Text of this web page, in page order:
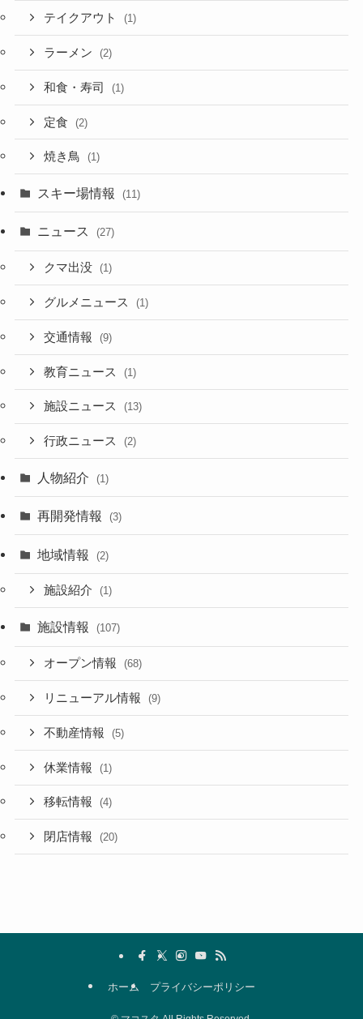
テイクアウト (1)
ラーメン (2)
和食・寿司 (1)
定食 (2)
焼き鳥 (1)
スキー場情報 (11)
ニュース (27)
クマ出没 (1)
グルメニュース (1)
交通情報 (9)
教育ニュース (1)
施設ニュース (13)
行政ニュース (2)
人物紹介 (1)
再開発情報 (3)
地域情報 (2)
施設紹介 (1)
施設情報 (107)
オープン情報 (68)
リニューアル情報 (9)
不動産情報 (5)
休業情報 (1)
移転情報 (4)
閉店情報 (20)
ホーム プライバシーポリシー